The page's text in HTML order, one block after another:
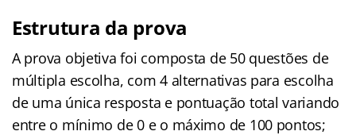
Estrutura da prova
A prova objetiva foi composta de 50 questões de
múltipla escolha, com 4 alternativas para escolha
de uma única resposta e pontuação total variando
entre o mínimo de 0 e o máximo de 100 pontos;